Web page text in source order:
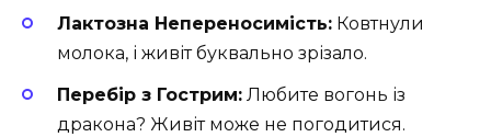
Лактозна Непереносимість: Ковтнули
молока, і живіт буквально зрізало.
Перебір з Гострим: Любите вогонь із
дракона? Живіт може не погодитися.